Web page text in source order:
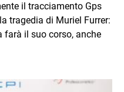
il tracciamento Gps
tragedia di Muriel Furrer:
farà il suo corso, anche